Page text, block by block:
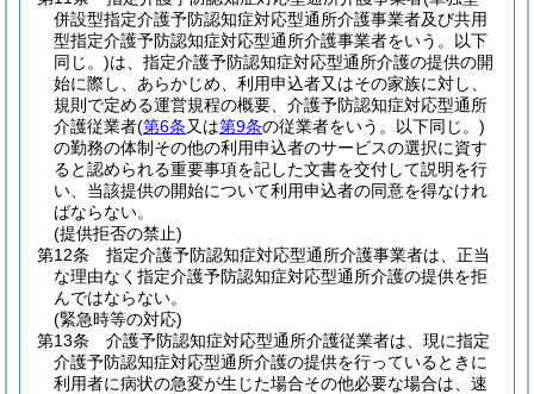
併設型指定介護予防認知症対応型通所介護事業者及び共用
型指定介護予防認知症対応型通所介護事業者をいう。以下
同じ。)は、指定介護予防認知症対応型通所介護の提供の開
始に際し、あらかじめ、利用申込者又はその家族に対し、
規則で定める運営規程の概要、介護予防認知症対応型通所
介護従業者(第6条又は第9条の従業者をいう。以下同じ。)
の勤務の体制その他の利用申込者のサービスの選択に資す
ると認められる重要事項を記した文書を交付して説明を行
い、当該提供の開始について利用申込者の同意を得なけれ
ばならない。
(提供拒否の禁止)
第12条
指定介護予防認知症対応型通所介護事業者は、正当
な理由なく指定介護予防認知症対応型通所介護の提供を拒
んではならない。
(緊急時等の対応)
第13条
介護予防認知症対応型通所介護従業者は、現に指定
介護予防認知症対応型通所介護の提供を行っているときに
利用者に病状の急変が生じた場合その他必要な場合は、速